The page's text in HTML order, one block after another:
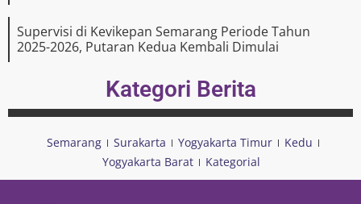
Supervisi di Kevikepan Semarang Periode Tahun
2025-2026, Putaran Kedua Kembali Dimulai
Kategori Berita
Semarang Surakarta Yogyakarta Timur
Kedu
Yogyakarta Barat
Kategorial